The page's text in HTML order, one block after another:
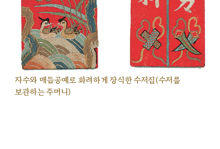
자수와 매듭공예로 화려하게 장식한 수저집(수저를
보관하는 주머니)